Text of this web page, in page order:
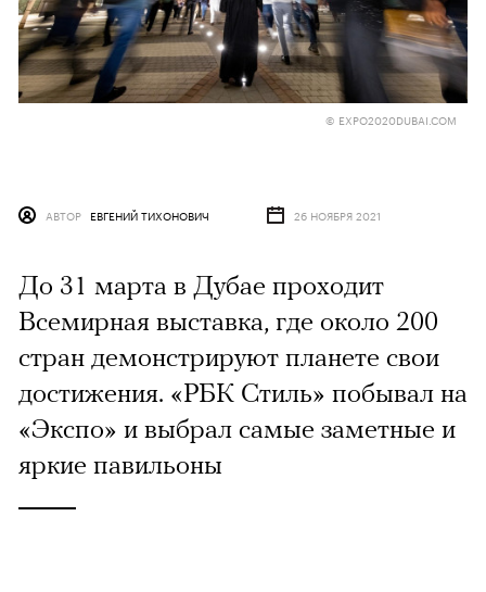
© EXPO2020DUBAI.COM
АВТОР ЕВГЕНИЙ ТИХОНОВИЧ 26 НОЯБРЯ 2021
До 31 марта в Дубае проходит
Всемирная выставка, где около 200
стран демонстрируют планете свои
достижения. «РБК Стиль» побывал на
«Экспо» и выбрал самые заметные и
яркие павильоны